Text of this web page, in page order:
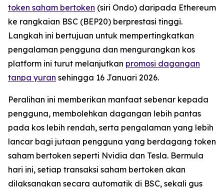
token saham bertoken (siri Ondo) daripada Ethereum
ke rangkaian BSC (BEP20) berprestasi tinggi.
Langkah ini bertujuan untuk mempertingkatkan
pengalaman pengguna dan mengurangkan kos
platform ini turut melanjutkan promosi dagangan
tanpa yuran sehingga 16 Januari 2026.
Peralihan ini memberikan manfaat sebenar kepada
pengguna, membolehkan dagangan lebih pantas
pada kos lebih rendah, serta pengalaman yang lebih
lancar bagi jutaan pengguna yang berdagang token
saham bertoken seperti Nvidia dan Tesla. Bermula
hari ini, setiap transaksi saham bertoken akan
dilaksanakan secara automatik di BSC, sekali gus